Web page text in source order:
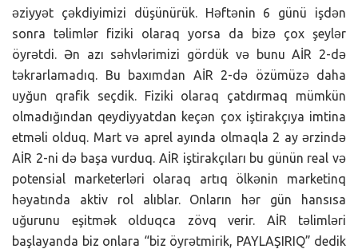
əziyyət çəkdiyimizi düşünürük. Həftənin 6 günü işdən
sonra təlimlər fiziki olaraq yorsa da bizə çox şeylər
öyrətdi. Ən azı səhvlərimizi gördük və bunu AİR 2-də
təkrarlamadıq. Bu baxımdan AİR 2-də özümüzə daha
uyğun qrafik seçdik. Fiziki olaraq çatdırmaq mümkün
olmadığından qeydiyyatdan keçən çox iştirakçıya imtina
etməli olduq. Mart və aprel ayında olmaqla 2 ay ərzində
AİR 2-ni də başa vurduq. AİR iştirakçıları bu günün real və
potensial marketerləri olaraq artıq ölkənin marketinq
həyatında aktiv rol alıblar. Onların hər gün hansısa
uğurunu eşitmək olduqca zövq verir. AİR təlimləri
başlayanda biz onlara “biz öyrətmirik, PAYLAŞIRIQ” dedik